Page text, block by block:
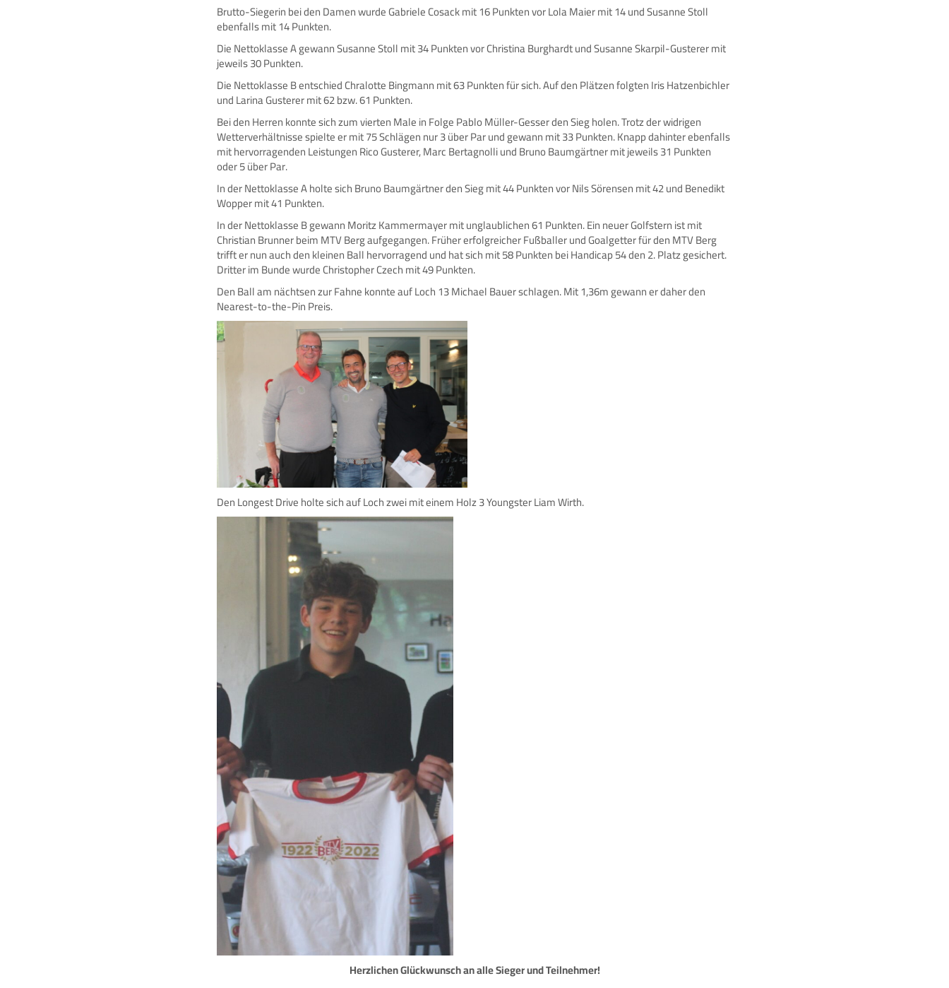
Brutto-Siegerin bei den Damen wurde Gabriele Cosack mit 16 Punkten vor Lola Maier mit 14 und Susanne Stoll
ebenfalls mit 14 Punkten.
Die Nettoklasse A gewann Susanne Stoll mit 34 Punkten vor Christina Burghardt und Susanne Skarpil-Gusterer mit
jeweils 30 Punkten.
Die Nettoklasse B entschied Chralotte Bingmann mit 63 Punkten für sich. Auf den Plätzen folgten Iris Hatzenbichler
und Larina Gusterer mit 62 bzw. 61 Punkten.
Bei den Herren konnte sich zum vierten Male in Folge Pablo Müller-Gesser den Sieg holen. Trotz der widrigen
Wetterverhältnisse spielte er mit 75 Schlägen nur 3 über Par und gewann mit 33 Punkten. Knapp dahinter ebenfalls
mit hervorragenden Leistungen Rico Gusterer, Marc Bertagnolli und Bruno Baumgärtner mit jeweils 31 Punkten
oder 5 über Par.
In der Nettoklasse A holte sich Bruno Baumgärtner den Sieg mit 44 Punkten vor Nils Sörensen mit 42 und Benedikt
Wopper mit 41 Punkten.
In der Nettoklasse B gewann Moritz Kammermayer mit unglaublichen 61 Punkten. Ein neuer Golfstern ist mit
Christian Brunner beim MTV Berg aufgegangen. Früher erfolgreicher Fußballer und Goalgetter für den MTV Berg
trifft er nun auch den kleinen Ball hervorragend und hat sich mit 58 Punkten bei Handicap 54 den 2. Platz gesichert.
Dritter im Bunde wurde Christopher Czech mit 49 Punkten.
Den Ball am nächtsen zur Fahne konnte auf Loch 13 Michael Bauer schlagen. Mit 1,36m gewann er daher den
Nearest-to-the-Pin Preis.
Den Longest Drive holte sich auf Loch zwei mit einem Holz 3 Youngster Liam Wirth.
Herzlichen Glückwunsch an alle Sieger und Teilnehmer!